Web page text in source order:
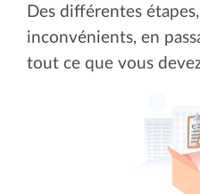
Des différentes
inconvénients, en
tout ce que vous